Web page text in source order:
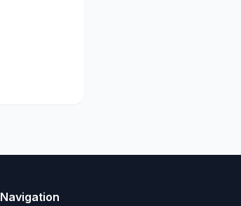
Navigation